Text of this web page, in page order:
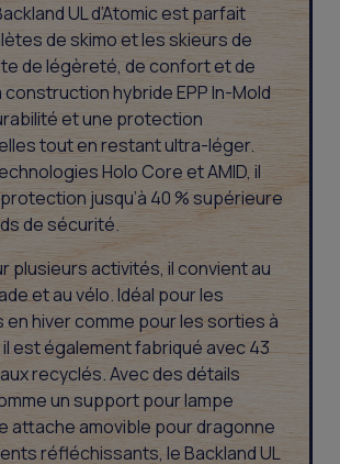
UL d’Atomic est parfait
de skimo et les skieurs de
de légèreté, de confort et de
hybride EPP In-Mold
et une protection
tout en restant ultra-léger.
Holo Core et AMID, il
jusqu’à 40 % supérieure
de sécurité.
plusieurs activités, il convient au
et au vélo. Idéal pour les
hiver comme pour les sorties à
est également fabriqué avec 43
recyclés. Avec des détails
un support pour lampe
attache amovible pour dragonne
réfléchissants, le Backland UL